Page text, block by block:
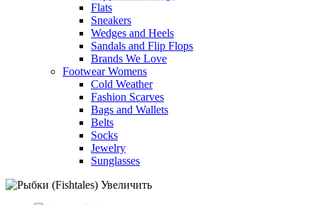
Flats
Sneakers
Wedges and Heels
Sandals and Flip Flops
Brands We Love
Footwear Womens
Cold Weather
Fashion Scarves
Bags and Wallets
Belts
Socks
Jewelry
Sunglasses
Увеличить